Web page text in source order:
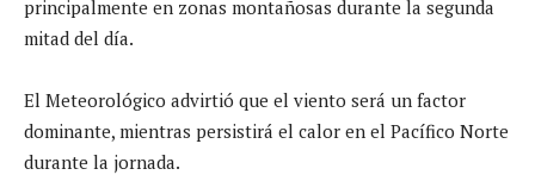
principalmente en zonas montañosas durante la segunda
mitad del día.
El Meteorológico advirtió que el viento será un factor
dominante, mientras persistirá el calor en el Pacífico Norte
durante la jornada.